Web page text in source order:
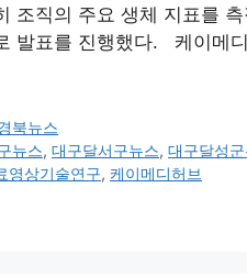
조직의 주요 생체 지표를
발표를 진행했다. 케이메
북뉴스
뉴스,대구달서구뉴스,대구달성
영상기술연구, 케이메디허브